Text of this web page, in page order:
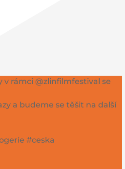
v rámci @zlinfilmfestival se
a budeme se těšit na další
#ceska